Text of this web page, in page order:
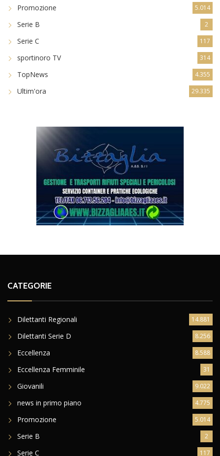
Promozione 5.014
Serie B 2
Serie C 117
sportinoro TV 314
TopNews 4.355
Ultim'ora 29.335
CATEGORIE
Dilettanti Regionali 14.881
Dilettanti Serie D 8.256
Eccellenza 8.588
Eccellenza Femminile 31
Giovanili 9.022
news in primo piano 4.775
Promozione 5.014
Serie B 2
Serie C 117